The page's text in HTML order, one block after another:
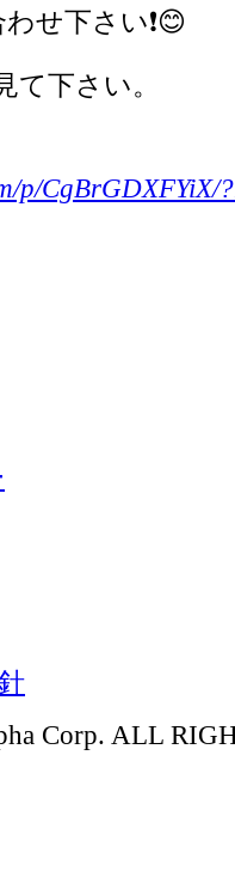
せ下さい❗️😊
て下さい。
p/CgBrGDXFYiX/
Corp. ALL